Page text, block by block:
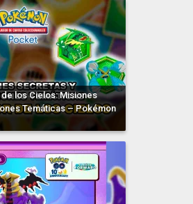
los Cielos: Misiones
Temáticas – Pokémon